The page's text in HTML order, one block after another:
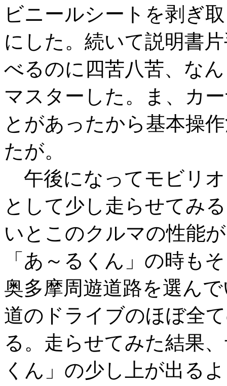
ビニールシートを剥ぎ
にした。続いて説明書
べるのに四苦八苦、な
マスターした。ま、カ
とがあったから基本操
たが。
午後になってモビリ
として少し走らせてみ
いとこのクルマの性能
「あ～るくん」の時も
奥多摩周遊道路を選ん
道のドライブのほぼ全
る。走らせてみた結果
くん」の少し上が出る